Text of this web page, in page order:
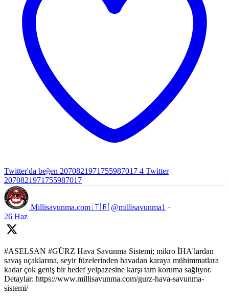
Twitter'da beğen 2070821971755987017 4 Twitter
2070821971755987017
Millisavunma.com 🇹🇷 @millisavunma1 ·
26 Haz
#ASELSAN #GÜRZ Hava Savunma Sistemi; mikro İHA'lardan
savaş uçaklarına, seyir füzelerinden havadan karaya mühimmatlara
kadar çok geniş bir hedef yelpazesine karşı tam koruma sağlıyor.
Detaylar: https://www.millisavunma.com/gurz-hava-savunma-
sistemi/